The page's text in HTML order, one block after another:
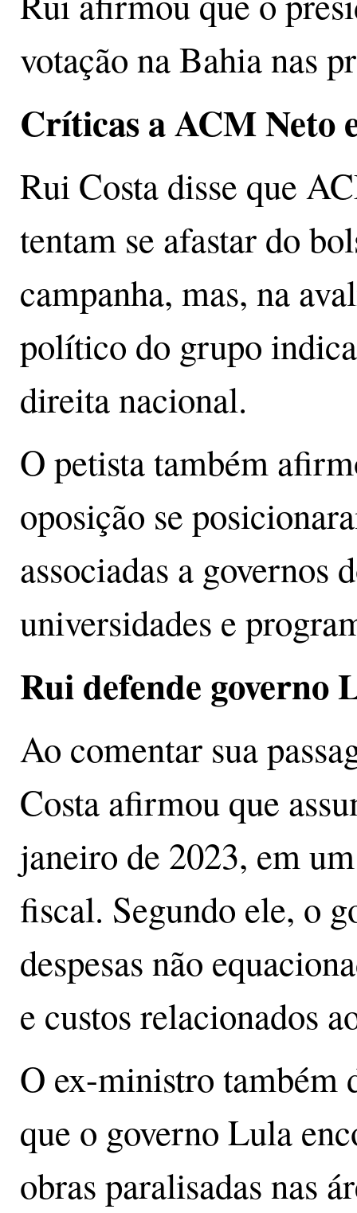
votação na Bahia nas
Críticas a ACM Neto
Rui Costa disse que
tentam se afastar do
campanha, mas, na
político do grupo
direita nacional.
O petista também
oposição se
associadas a governos
universidades e
Rui defende governo
Ao comentar sua
Costa afirmou que
janeiro de 2023, em
fiscal. Segundo ele, o
despesas não
e custos relacionados
O ex-ministro também
que o governo Lula
obras paralisadas nas